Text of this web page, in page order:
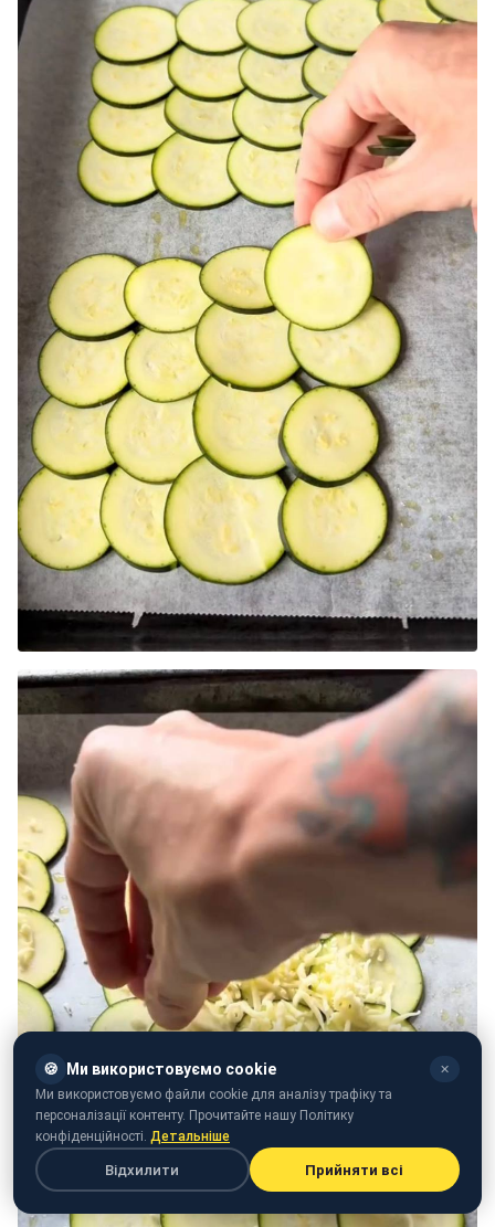
🍪 Ми використовуємо cookie ✕
Ми використовуємо файли cookie для аналізу трафіку та
персоналізації контенту. Прочитайте нашу Політику
конфіденційності. Детальніше
Відхилити Прийняти всі